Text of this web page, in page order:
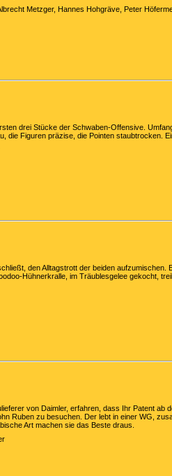
Metzger, Hannes Hohgräve, Peter
drei Stücke der Schwaben-Offensive.
die Figuren präzise, die Pointen staubtrocken.
den Alltagstrott der beiden
Hühnerkralle, im Träublesgelee gekocht,
von Daimler, erfahren, dass Ihr Patent
Ruben zu besuchen. Der lebt in einer WG,
Art machen sie das Beste draus.